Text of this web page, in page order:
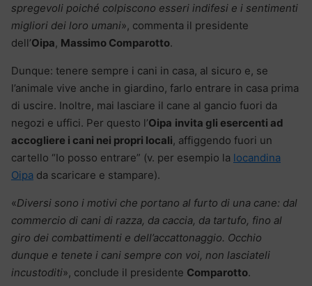
spregevoli poiché colpiscono esseri indifesi e i sentimenti
migliori dei loro umani», commenta il presidente
dell’Oipa, Massimo Comparotto.
Dunque: tenere sempre i cani in casa, al sicuro e, se
l’animale vive anche in giardino, farlo entrare in casa prima
di uscire. Inoltre, mai lasciare il cane al gancio fuori da
negozi e uffici. Per questo l’Oipa invita gli esercenti ad
accogliere i cani nei propri locali, affiggendo fuori un
cartello “Io posso entrare” (v. per esempio la locandina
Oipa da scaricare e stampare).
«Diversi sono i motivi che portano al furto di una cane: dal
commercio di cani di razza, da caccia, da tartufo, fino al
giro dei combattimenti e dell’accattonaggio. Occhio
dunque e tenete i cani sempre con voi, non lasciateli
incustoditi», conclude il presidente Comparotto.